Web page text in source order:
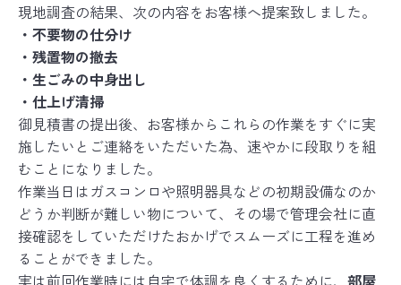
現地調査の結果、次の内容をお客様へ提案致しました。
・不要物の仕分け
・残置物の撤去
・生ごみの中身出し
・仕上げ清掃
御見積書の提出後、お客様からこれらの作業をすぐに実
施したいとご連絡をいただいた為、速やかに段取りを組
むことになりました。
作業当日はガスコンロや照明器具などの初期設備なのか
どうか判断が難しい物について、その場で管理会社に直
接確認をしていただけたおかげでスムーズに工程を進め
ることができました。
実は前回作業時には自宅で体調を良くするために、 部屋